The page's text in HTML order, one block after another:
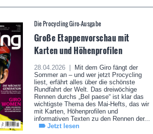
Die Procycling Giro-Ausgabe
Große Etappenvorschau mit
Karten und Höhenprofilen
28.04.2026 |
Mit dem Giro fängt der
Sommer an – und wer jetzt Procycling
liest, erfährt alles über die schönste
Rundfahrt der Welt. Das dreiwöchige
Rennen durchs „Bel paese“ ist klar das
wichtigste Thema des Mai-Hefts, das wir
mit Karten, Höhenprofilen und
informativen Texten zu den Rennen der...
Jetzt lesen